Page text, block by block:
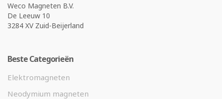
Weco Magneten B.V.
De Leeuw 10
3284 XV Zuid-Beijerland
Beste Categorieën
Elektromagneten
Neodymium magneten